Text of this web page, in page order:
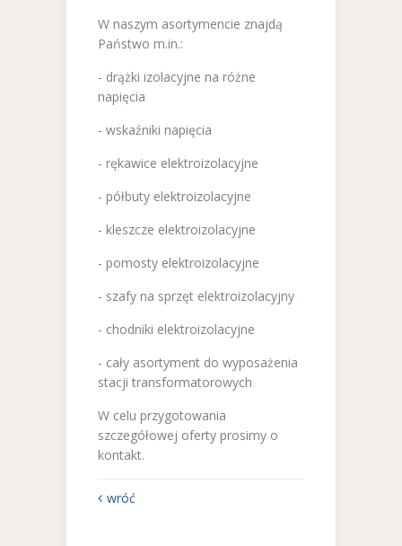
W naszym asortymencie znajdą
Państwo m.in.:
- drążki izolacyjne na różne
napięcia
- wskaźniki napięcia
- rękawice elektroizolacyjne
- półbuty elektroizolacyjne
- kleszcze elektroizolacyjne
- pomosty elektroizolacyjne
- szafy na sprzęt elektroizolacyjny
- chodniki elektroizolacyjne
- cały asortyment do wyposażenia
stacji transformatorowych
W celu przygotowania
szczegółowej oferty prosimy o
kontakt.
wróć